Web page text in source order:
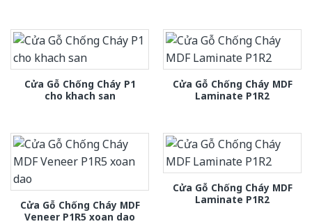
Cửa Gỗ Chống Cháy P1
cho khach san
Cửa Gỗ Chống Cháy MDF
Laminate P1R2
Cửa Gỗ Chống Cháy MDF
Veneer P1R5 xoan dao
Cửa Gỗ Chống Cháy MDF
Laminate P1R2